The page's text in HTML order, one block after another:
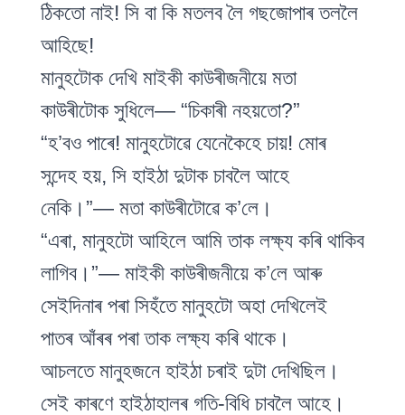
ঠিকতো নাই! সি বা কি মতলব লৈ গছজোপাৰ তললৈ
আহিছে!
মানুহটোক দেখি মাইকী কাউৰীজনীয়ে মতা
কাউৰীটোক সুধিলে— “চিকাৰী নহয়তো?”
“হ’বও পাৰে! মানুহটোৱে যেনেকৈহে চায়! মোৰ
সন্দেহ হয়, সি হাইঠা দুটাক চাবলৈ আহে
নেকি।”— মতা কাউৰীটোৱে ক’লে।
“এৰা, মানুহটো আহিলে আমি তাক লক্ষ্য কৰি থাকিব
লাগিব।”— মাইকী কাউৰীজনীয়ে ক’লে আৰু
সেইদিনাৰ পৰা সিহঁতে মানুহটো অহা দেখিলেই
পাতৰ আঁৰৰ পৰা তাক লক্ষ্য কৰি থাকে।
আচলতে মানুহজনে হাইঠা চৰাই দুটা দেখিছিল।
সেই কাৰণে হাইঠাহালৰ গতি-বিধি চাবলৈ আহে।